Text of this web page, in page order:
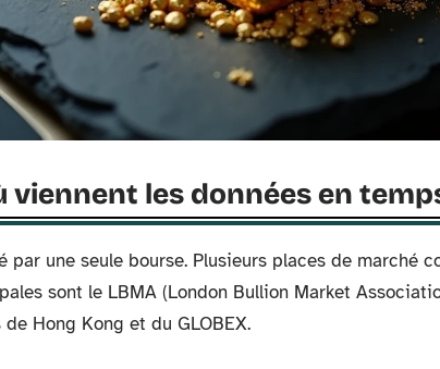
viennent les données en
par une seule bourse. Plusieurs places de marché
sont le LBMA (London Bullion Market
Hong Kong et du GLOBEX.